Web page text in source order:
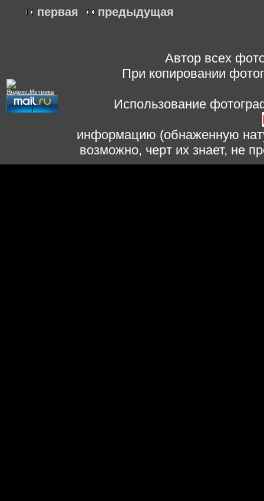
первая предыдущая
Автор всех
При копировании
Использование
информацию (обнаженную
возможно, черт их знает, не